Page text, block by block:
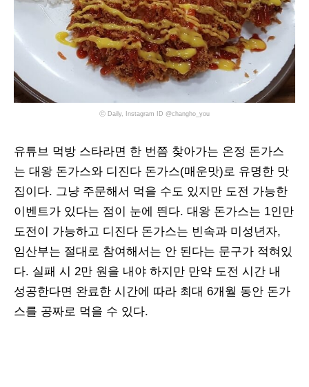
ⓒ Daily, Instagram ID @changho_you
유튜브 먹방 스타라면 한 번쯤 찾아가는 온정 돈가스
는 대왕 돈가스와 디진다 돈가스(매운맛)로 유명한 맛
집이다. 그냥 주문해서 먹을 수도 있지만 도전 가능한
이벤트가 있다는 점이 눈에 띈다. 대왕 돈가스는 1인만
도전이 가능하고 디진다 돈가스는 빈속과 미성년자,
임산부는 절대로 참여해서는 안 된다는 문구가 적혀있
다. 실패 시 2만 원을 내야 하지만 만약 도전 시간 내
성공한다면 완료한 시간에 따라 최대 6개월 동안 돈가
스를 공짜로 먹을 수 있다.